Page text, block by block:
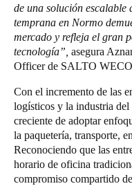
Denmark
DanskereEnglish
Svenska English
NorskEnglish
Finland
de una solución
temprana en Normo
mercado y refleja el gran
tecnología”, asegura
Officer de SALTO
Con el incremento de las
logísticos y la industria del
creciente de adoptar
la paquetería, transporte,
Reconociendo que las
horario de oficina
compromiso compartido